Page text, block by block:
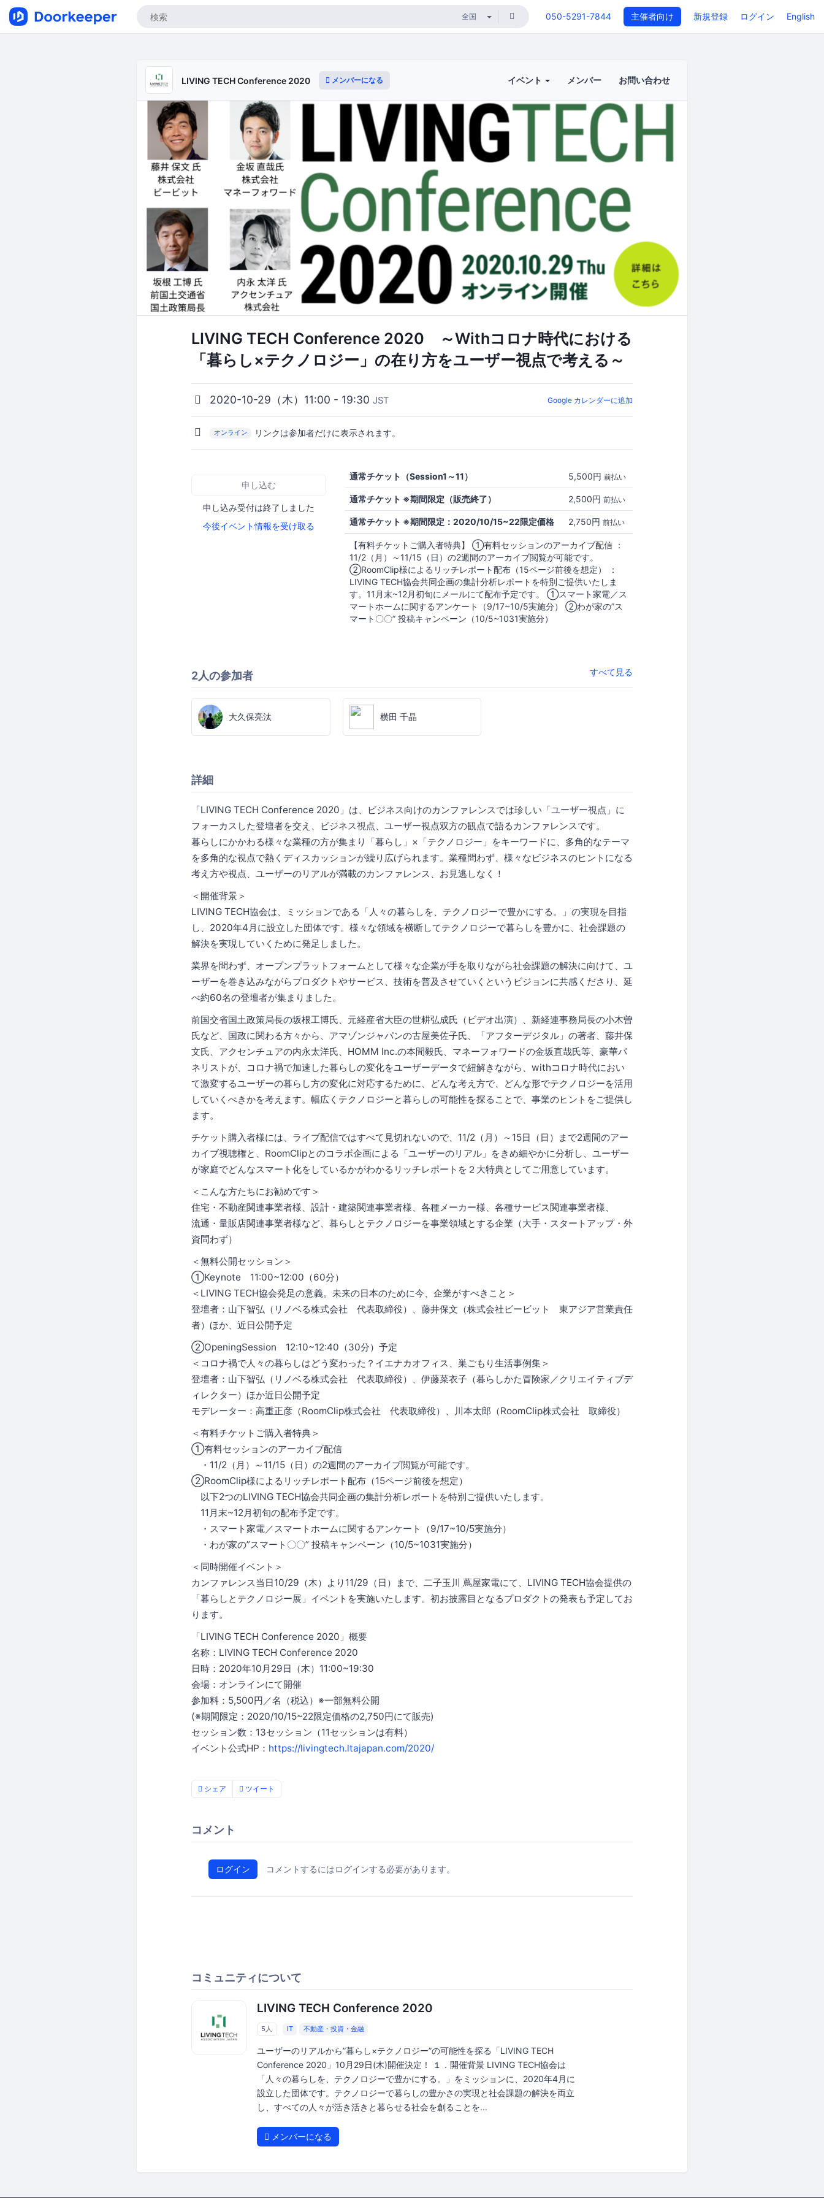
050-5291-7844 主催者向け 新規登録 ログイン English
LIVING TECH Conference 2020 メンバーになる イベント メンバー お問い合わせ
LIVING TECH Conference 2020 ～Withコロナ時代における
「暮らし×テクノロジー」の在り方をユーザー視点で考える～
2020-10-29（木）11:00 - 19:30 JST Google カレンダーに追加
オンライン リンクは参加者だけに表示されます。
申し込む
申し込み受付は終了しました
今後イベント情報を受け取る
通常チケット（Session1～11） 5,500円 前払い
通常チケット ※期間限定（販売終了） 2,500円 前払い
通常チケット ※期間限定：2020/10/15~22限定価格 2,750円 前払い
【有料チケットご購入者特典】 ①有料セッションのアーカイブ配信 ：
11/2（月）～11/15（日）の2週間のアーカイブ閲覧が可能です。
②RoomClip様によるリッチレポート配布（15ページ前後を想定） ：
LIVING TECH協会共同企画の集計分析レポートを特別ご提供いたしま
す。11月末~12月初旬にメールにて配布予定です。 ①スマート家電／ス
マートホームに関するアンケート（9/17~10/5実施分） ②わが家の”ス
マート〇〇” 投稿キャンペーン（10/5~1031実施分）
2人の参加者 すべて見る
大久保亮汰 横田 千晶
詳細
「LIVING TECH Conference 2020」は、ビジネス向けのカンファレンスでは珍しい「ユーザー視点」に
フォーカスした登壇者を交え、ビジネス視点、ユーザー視点双方の観点で語るカンファレンスです。
暮らしにかかわる様々な業種の方が集まり「暮らし」×「テクノロジー」をキーワードに、多角的なテーマ
を多角的な視点で熱くディスカッションが繰り広げられます。業種問わず、様々なビジネスのヒントになる
考え方や視点、ユーザーのリアルが満載のカンファレンス、お見逃しなく！
＜開催背景＞
LIVING TECH協会は、ミッションである「人々の暮らしを、テクノロジーで豊かにする。」の実現を目指
し、2020年4月に設立した団体です。様々な領域を横断してテクノロジーで暮らしを豊かに、社会課題の
解決を実現していくために発足しました。
業界を問わず、オープンプラットフォームとして様々な企業が手を取りながら社会課題の解決に向けて、ユ
ーザーを巻き込みながらプロダクトやサービス、技術を普及させていくというビジョンに共感くださり、延
べ約60名の登壇者が集まりました。
前国交省国土政策局長の坂根工博氏、元経産省大臣の世耕弘成氏（ビデオ出演）、新経連事務局長の小木曽
氏など、国政に関わる方々から、アマゾンジャパンの古屋美佐子氏、「アフターデジタル」の著者、藤井保
文氏、アクセンチュアの内永太洋氏、HOMM Inc.の本間毅氏、マネーフォワードの金坂直哉氏等、豪華パ
ネリストが、コロナ禍で加速した暮らしの変化をユーザーデータで紐解きながら、withコロナ時代におい
て激変するユーザーの暮らし方の変化に対応するために、どんな考え方で、どんな形でテクノロジーを活用
していくべきかを考えます。幅広くテクノロジーと暮らしの可能性を探ることで、事業のヒントをご提供し
ます。
チケット購入者様には、ライブ配信ではすべて見切れないので、11/2（月）～15日（日）まで2週間のアー
カイブ視聴権と、RoomClipとのコラボ企画による「ユーザーのリアル」をきめ細やかに分析し、ユーザー
が家庭でどんなスマート化をしているかがわかるリッチレポートを２大特典としてご用意しています。
＜こんな方たちにお勧めです＞
住宅・不動産関連事業者様、設計・建築関連事業者様、各種メーカー様、各種サービス関連事業者様、
流通・量販店関連事業者様など、暮らしとテクノロジーを事業領域とする企業（大手・スタートアップ・外
資問わず）
＜無料公開セッション＞
①Keynote 11:00~12:00（60分）
＜LIVING TECH協会発足の意義。未来の日本のために今、企業がすべきこと＞
登壇者：山下智弘（リノベる株式会社 代表取締役）、藤井保文（株式会社ビービット 東アジア営業責任
者）ほか、近日公開予定
②OpeningSession 12:10~12:40（30分）予定
＜コロナ禍で人々の暮らしはどう変わった？イエナカオフィス、巣ごもり生活事例集＞
登壇者：山下智弘（リノベる株式会社 代表取締役）、伊藤菜衣子（暮らしかた冒険家／クリエイティブデ
ィレクター）ほか近日公開予定
モデレーター：高重正彦（RoomClip株式会社 代表取締役）、川本太郎（RoomClip株式会社 取締役）
＜有料チケットご購入者特典＞
①有料セッションのアーカイブ配信
・11/2（月）～11/15（日）の2週間のアーカイブ閲覧が可能です。
②RoomClip様によるリッチレポート配布（15ページ前後を想定）
以下2つのLIVING TECH協会共同企画の集計分析レポートを特別ご提供いたします。
11月末~12月初旬の配布予定です。
・スマート家電／スマートホームに関するアンケート（9/17~10/5実施分）
・わが家の”スマート〇〇” 投稿キャンペーン（10/5~1031実施分）
＜同時開催イベント＞
カンファレンス当日10/29（木）より11/29（日）まで、二子玉川 蔦屋家電にて、LIVING TECH協会提供の
「暮らしとテクノロジー展」イベントを実施いたします。初お披露目となるプロダクトの発表も予定してお
ります。
「LIVING TECH Conference 2020」概要
名称：LIVING TECH Conference 2020
日時：2020年10月29日（木）11:00~19:30
会場：オンラインにて開催
参加料：5,500円／名（税込）※一部無料公開
(※期間限定：2020/10/15~22限定価格の2,750円にて販売)
セッション数：13セッション（11セッションは有料）
イベント公式HP： https://livingtech.ltajapan.com/2020/
シェア ツイート
コメント
ログイン コメントするにはログインする必要があります。
コミュニティについて
LIVING TECH Conference 2020
5人 IT 不動産・投資・金融
ユーザーのリアルから”暮らし×テクノロジー”の可能性を探る「LIVING TECH
Conference 2020」10月29日(木)開催決定！ １．開催背景 LIVING TECH協会は
「人々の暮らしを、テクノロジーで豊かにする。」をミッションに、2020年4月に
設立した団体です。テクノロジーで暮らしの豊かさの実現と社会課題の解決を両立
し、すべての人々が活き活きと暮らせる社会を創ることを...
メンバーになる